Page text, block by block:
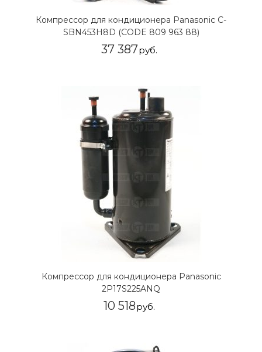
Компрессор для кондиционера Panasonic C-
SBN453H8D (CODE 809 963 88)
37 387руб.
Компрессор для кондиционера Panasonic
2P17S225ANQ
10 518руб.